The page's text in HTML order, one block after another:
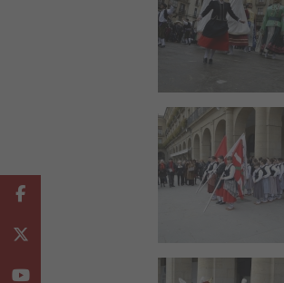
Facebook
Youtube